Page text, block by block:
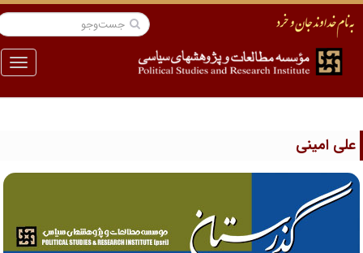
منو
امینی